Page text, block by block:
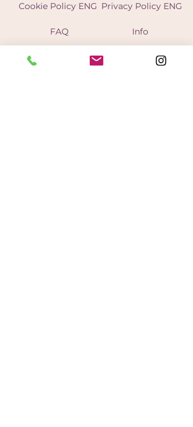
Cookie Policy ENG Privacy Policy ENG
FAQ Info
Abbonamenti